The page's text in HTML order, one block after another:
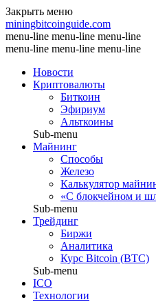
Закрыть меню
miningbitcoinguide.com
menu-line menu-line menu-line
menu-line menu-line menu-line
Новости
Криптовалюты
Биткоин
Эфириум
Альткоины
Sub-menu
Майнинг
Способы
Железо
Калькулятор
«С блокчейном и
Sub-menu
Трейдинг
Биржи
Аналитика
Курс Bitcoin (BTC)
Sub-menu
ICO
Технологии